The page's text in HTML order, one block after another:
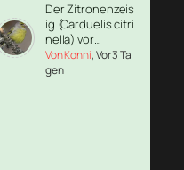
Der Zitronenzeis
ig (Carduelis citri
nella) vor…
Von Konni, Vor 3 Ta
gen